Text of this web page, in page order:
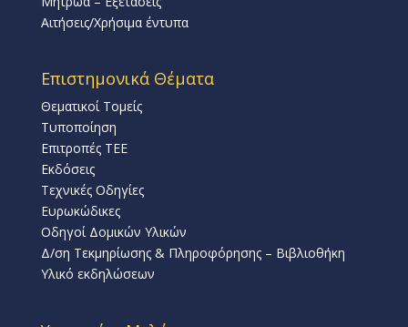
Αιτήσεις/Χρήσιμα έντυπα
Επιστημονικά Θέματα
Θεματικοί Τομείς
Τυποποίηση
Επιτροπές ΤΕΕ
Εκδόσεις
Τεχνικές Οδηγίες
Ευρωκώδικες
Οδηγοί Δομικών Υλικών
Δ/ση Τεκμηρίωσης & Πληροφόρησης – Βιβλιοθήκη
Υλικό εκδηλώσεων